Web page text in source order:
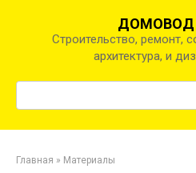
ДОМОВОД
Строительство, ремонт,
архитектура, и
Главная » Материалы